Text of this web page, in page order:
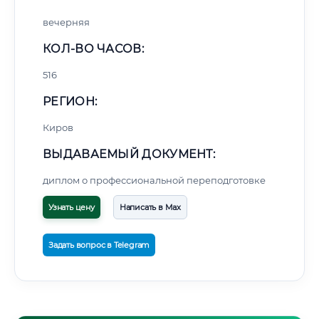
вечерняя
КОЛ-ВО ЧАСОВ:
516
РЕГИОН:
Киров
ВЫДАВАЕМЫЙ ДОКУМЕНТ:
диплом о профессиональной переподготовке
Узнать цену Написать в Max
Задать вопрос в Telegram